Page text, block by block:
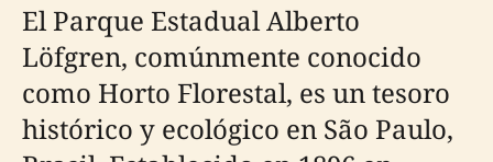
El Parque Estadual Alberto
Löfgren, comúnmente conocido
como Horto Florestal, es un tesoro
histórico y ecológico en São Paulo,